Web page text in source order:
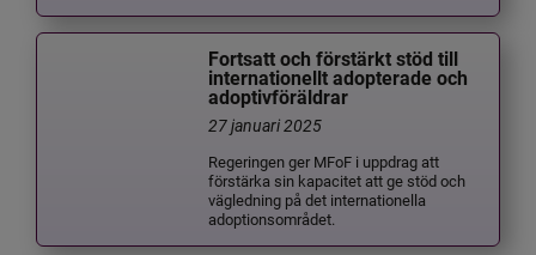
Fortsatt och förstärkt stöd till
internationellt adopterade och
adoptivföräldrar
27 januari 2025
Regeringen ger MFoF i uppdrag att
förstärka sin kapacitet att ge stöd och
vägledning på det internationella
adoptionsområdet.